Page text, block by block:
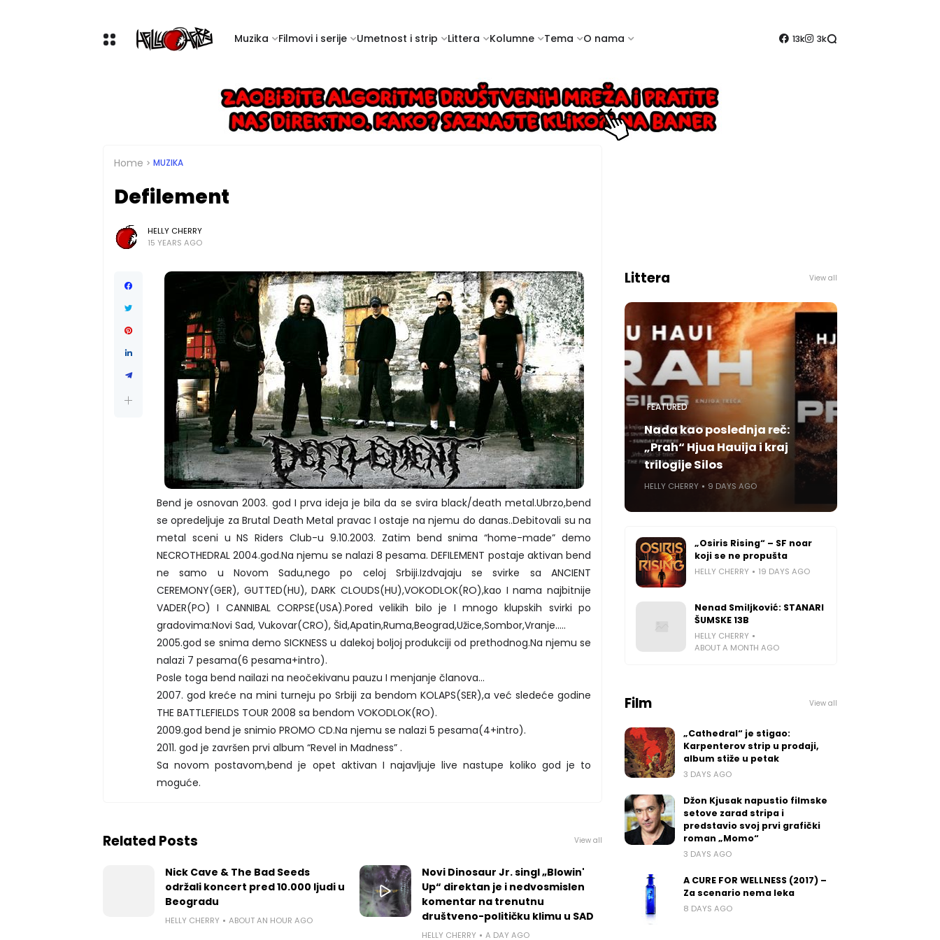
Muzika Filmovi i serije Umetnost i strip Littera Kolumne Tema O nama 13k 3k
Home MUZIKA
Defilement
HELLY CHERRY
15 YEARS AGO
Bend je osnovan 2003. god I prva ideja je bila da se svira black/death metal.Ubrzo,bend
se opredeljuje za Brutal Death Metal pravac I ostaje na njemu do danas..Debitovali su na
metal sceni u NS Riders Club-u 9.10.2003. Zatim bend snima “home-made” demo
NECROTHEDRAL 2004.god.Na njemu se nalazi 8 pesama. DEFILEMENT postaje aktivan bend
ne samo u Novom Sadu,nego po celoj Srbiji.Izdvajaju se svirke sa ANCIENT
CEREMONY(GER), GUTTED(HU), DARK CLOUDS(HU),VOKODLOK(RO),kao I nama najbitnije
VADER(PO) I CANNIBAL CORPSE(USA).Pored velikih bilo je I mnogo klupskih svirki po
gradovima:Novi Sad, Vukovar(CRO), Šid,Apatin,Ruma,Beograd,Užice,Sombor,Vranje…..
2005.god se snima demo SICKNESS u dalekoj boljoj produkciji od prethodnog.Na njemu se
nalazi 7 pesama(6 pesama+intro).
Posle toga bend nailazi na neočekivanu pauzu I menjanje članova…
2007. god kreće na mini turneju po Srbiji za bendom KOLAPS(SER),a već sledeće godine
THE BATTLEFIELDS TOUR 2008 sa bendom VOKODLOK(RO).
2009.god bend je snimio PROMO CD.Na njemu se nalazi 5 pesama(4+intro).
2011. god je završen prvi album “Revel in Madness” .
Sa novom postavom,bend je opet aktivan I najavljuje live nastupe koliko god je to
moguće.
Related Posts View all
Nick Cave & The Bad Seeds
održali koncert pred 10.000 ljudi u
Beogradu
HELLY CHERRY ABOUT AN HOUR AGO
Novi Dinosaur Jr. singl „Blowin'
Up“ direktan je i nedvosmislen
komentar na trenutnu
društveno-političku klimu u SAD
HELLY CHERRY A DAY AGO
Littera View all
FEATURED
Nada kao poslednja reč:
„Prah“ Hjua Hauija i kraj
trilogije Silos
HELLY CHERRY 9 DAYS AGO
„Osiris Rising“ – SF noar
koji se ne propušta
HELLY CHERRY 19 DAYS AGO
Nenad Smiljković: STANARI
ŠUMSKE 13B
HELLY CHERRY
ABOUT A MONTH AGO
Film View all
„Cathedral“ je stigao:
Karpenterov strip u prodaji,
album stiže u petak
3 DAYS AGO
Džon Kjusak napustio filmske
setove zarad stripa i
predstavio svoj prvi grafički
roman „Momo“
3 DAYS AGO
A CURE FOR WELLNESS (2017) –
Za scenario nema leka
8 DAYS AGO